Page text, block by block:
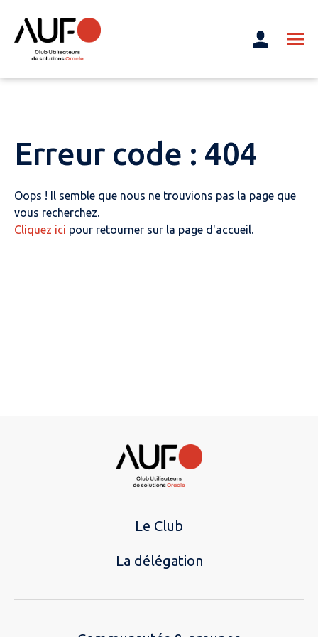
Erreur code : 404
Oops ! Il semble que nous ne trouvions pas la page que
vous recherchez.
Cliquez ici pour retourner sur la page d'accueil.
Le Club
La délégation